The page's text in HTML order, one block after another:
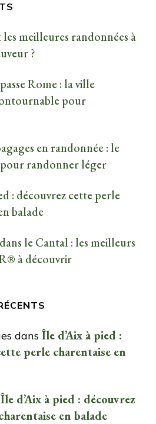
meilleures randonnées à
?
Rome : la ville
pour
en randonnée : le
pour randonner léger
: découvrez cette perle
balade
le Cantal : les meilleurs
à découvrir
dans Île d’Aix à pied :
perle charentaise en
Île d’Aix à pied : découvrez
en balade